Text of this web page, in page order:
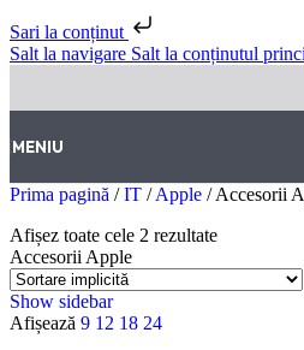
Sari la conținut
Salt la navigare Salt la conținutul
MENIU
Prima pagină / IT / Apple / Accesorii
Afișez toate cele 2 rezultate
Accesorii Apple
Show sidebar
Afișează 9 12 18 24